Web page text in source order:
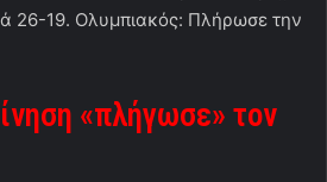
26-19. Ολυμπιακός: Πλήρωσε την
«πλήγωσε» τον